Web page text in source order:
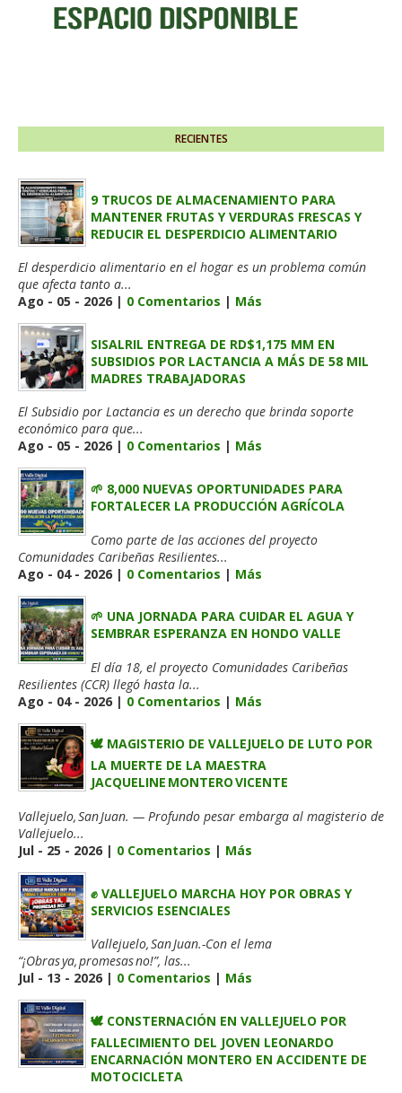
RECIENTES
9 TRUCOS DE ALMACENAMIENTO PARA
MANTENER FRUTAS Y VERDURAS FRESCAS Y
REDUCIR EL DESPERDICIO ALIMENTARIO
El desperdicio alimentario en el hogar es un problema común
que afecta tanto a...
Ago - 05 - 2026 | 0 Comentarios | Más
SISALRIL ENTREGA DE RD$1,175 MM EN
SUBSIDIOS POR LACTANCIA A MÁS DE 58 MIL
MADRES TRABAJADORAS
El Subsidio por Lactancia es un derecho que brinda soporte
económico para que...
Ago - 05 - 2026 | 0 Comentarios | Más
🌱 8,000 NUEVAS OPORTUNIDADES PARA
FORTALECER LA PRODUCCIÓN AGRÍCOLA
Como parte de las acciones del proyecto
Comunidades Caribeñas Resilientes...
Ago - 04 - 2026 | 0 Comentarios | Más
🌱 UNA JORNADA PARA CUIDAR EL AGUA Y
SEMBRAR ESPERANZA EN HONDO VALLE
El día 18, el proyecto Comunidades Caribeñas
Resilientes (CCR) llegó hasta la...
Ago - 04 - 2026 | 0 Comentarios | Más
🕊️ MAGISTERIO DE VALLEJUELO DE LUTO POR
LA MUERTE DE LA MAESTRA
JACQUELINE MONTERO VICENTE
Vallejuelo, San Juan. — Profundo pesar embarga al magisterio de
Vallejuelo...
Jul - 25 - 2026 | 0 Comentarios | Más
✊ VALLEJUELO MARCHA HOY POR OBRAS Y
SERVICIOS ESENCIALES
Vallejuelo, San Juan.-Con el lema
“¡Obras ya, promesas no!”, las...
Jul - 13 - 2026 | 0 Comentarios | Más
🕊️ CONSTERNACIÓN EN VALLEJUELO POR
FALLECIMIENTO DEL JOVEN LEONARDO
ENCARNACIÓN MONTERO EN ACCIDENTE DE
MOTOCICLETA